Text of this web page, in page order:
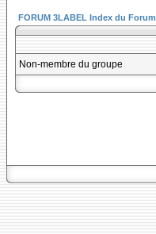
FORUM 3LABEL Index du Forum
Non-membre du groupe